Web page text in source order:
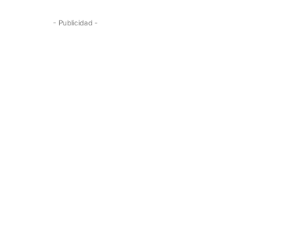
- Publicidad -